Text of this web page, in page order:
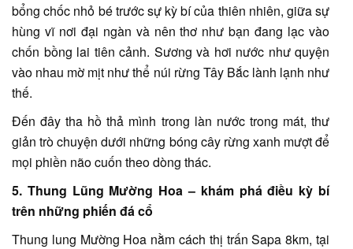
bổng chốc nhỏ bé trước sự kỳ bí của thiên nhiên, giữa sự
hùng vĩ nơi đại ngàn và nên thơ như bạn đang lạc vào
chốn bồng lai tiên cảnh. Sương và hơi nước như quyện
vào nhau mờ mịt như thể núi rừng Tây Bắc lành lạnh như
thế.
Đến đây tha hồ thả mình trong làn nước trong mát, thư
giản trò chuyện dưới những bóng cây rừng xanh mượt để
mọi phiền não cuốn theo dòng thác.
5. Thung Lũng Mường Hoa – khám phá điều kỳ bí
trên những phiến đá cổ
Thung lung Mường Hoa nằm cách thị trấn Sapa 8km, tại